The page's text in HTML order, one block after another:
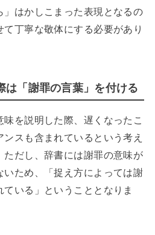
」はかしこまった表現となるの
丁寧な敬体にする必要があり
は「謝罪の言葉」を付ける
味を説明した際、遅くなったこ
スも含まれているという考え
ただし、辞書には謝罪の意味が
いため、「捉え方によっては謝
いる」ということとなりま